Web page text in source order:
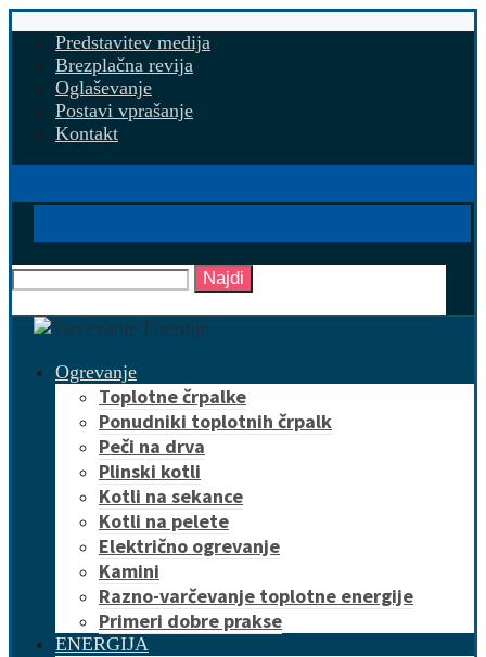
Predstavitev medija
Brezplačna revija
Oglaševanje
Postavi vprašanje
Kontakt
Najdi
Ogrevanje
Toplotne črpalke
Ponudniki toplotnih črpalk
Peči na drva
Plinski kotli
Kotli na sekance
Kotli na pelete
Električno ogrevanje
Kamini
Razno-varčevanje toplotne energije
Primeri dobre prakse
ENERGIJA